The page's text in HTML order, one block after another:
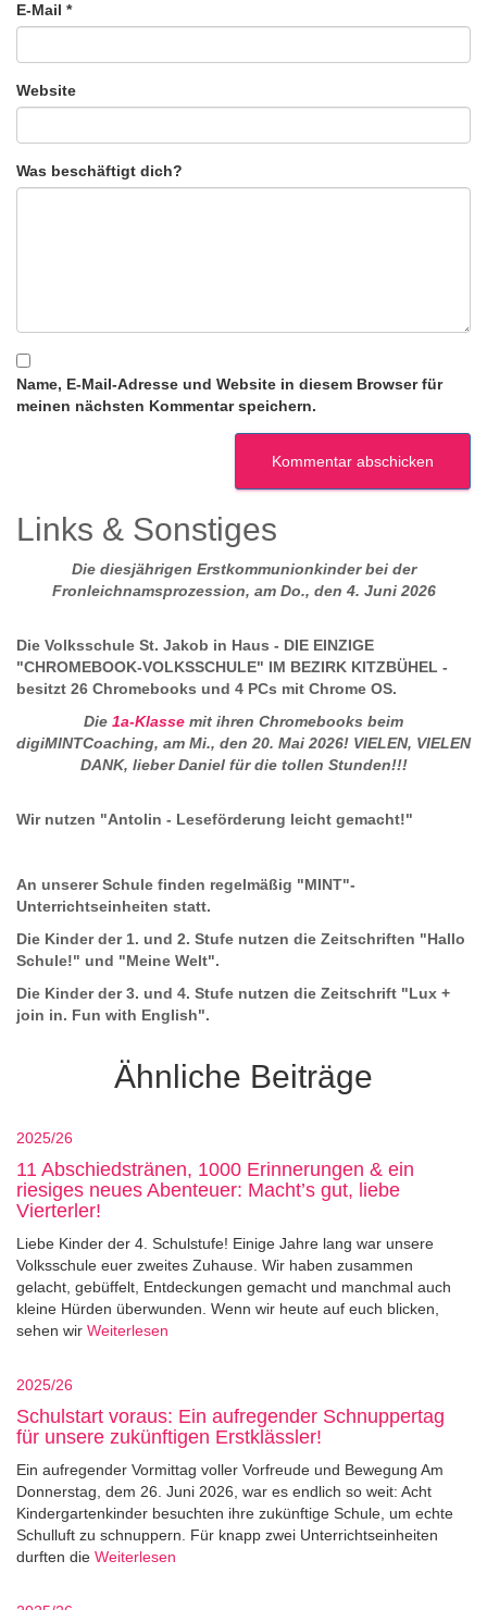
E-Mail *
Website
Was beschäftigt dich?
Name, E-Mail-Adresse und Website in diesem Browser für
meinen nächsten Kommentar speichern.
Links & Sonstiges
Die diesjährigen Erstkommunionkinder bei der
Fronleichnamsprozession, am Do., den 4. Juni 2026
Die Volksschule St. Jakob in Haus - DIE EINZIGE
"CHROMEBOOK-VOLKSSCHULE" IM BEZIRK KITZBÜHEL -
besitzt 26 Chromebooks und 4 PCs mit Chrome OS.
Die 1a-Klasse mit ihren Chromebooks beim
digiMINTCoaching, am Mi., den 20. Mai 2026! VIELEN, VIELEN
DANK, lieber Daniel für die tollen Stunden!!!
Wir nutzen "Antolin - Leseförderung leicht gemacht!"
An unserer Schule finden regelmäßig "MINT"-
Unterrichtseinheiten statt.
Die Kinder der 1. und 2. Stufe nutzen die Zeitschriften "Hallo
Schule!" und "Meine Welt".
Die Kinder der 3. und 4. Stufe nutzen die Zeitschrift "Lux +
join in. Fun with English".
Ähnliche Beiträge
2025/26
11 Abschiedstränen, 1000 Erinnerungen & ein
riesiges neues Abenteuer: Macht’s gut, liebe
Vierterler!
Liebe Kinder der 4. Schulstufe! Einige Jahre lang war unsere
Volksschule euer zweites Zuhause. Wir haben zusammen
gelacht, gebüffelt, Entdeckungen gemacht und manchmal auch
kleine Hürden überwunden. Wenn wir heute auf euch blicken,
sehen wir Weiterlesen
2025/26
Schulstart voraus: Ein aufregender Schnuppertag
für unsere zukünftigen Erstklässler!
Ein aufregender Vormittag voller Vorfreude und Bewegung Am
Donnerstag, dem 26. Juni 2026, war es endlich so weit: Acht
Kindergartenkinder besuchten ihre zukünftige Schule, um echte
Schulluft zu schnuppern. Für knapp zwei Unterrichtseinheiten
durften die Weiterlesen